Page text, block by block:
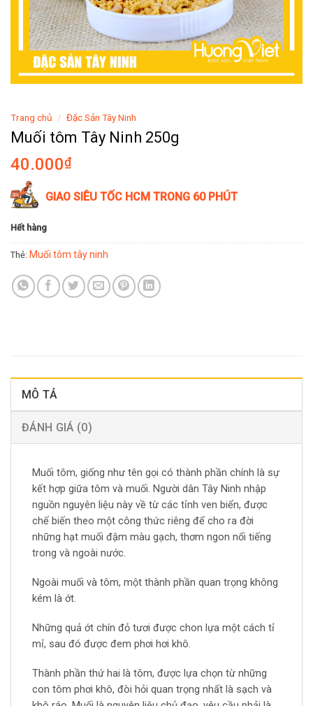
Trang chủ / Đặc Sản Tây Ninh
Muối tôm Tây Ninh 250g
40.000₫
GIAO SIÊU TỐC HCM TRONG 60 PHÚT
Hết hàng
Thẻ: Muối tôm tây ninh
MÔ TẢ
ĐÁNH GIÁ (0)
Muối tôm, giống như tên gọi có thành phần chính là sự
kết hợp giữa tôm và muối. Người dân Tây Ninh nhập
nguồn nguyên liệu này về từ các tỉnh ven biển, được
chế biến theo một công thức riêng để cho ra đời
những hạt muối đậm màu gạch, thơm ngon nổi tiếng
trong và ngoài nước.
Ngoài muối và tôm, một thành phần quan trọng không
kém là ớt.
Những quả ớt chín đỏ tươi được chon lựa một cách tỉ
mỉ, sau đó được đem phơi hơi khô.
Thành phần thứ hai là tôm, được lựa chọn từ những
con tôm phơi khô, đòi hỏi quan trọng nhất là sạch và